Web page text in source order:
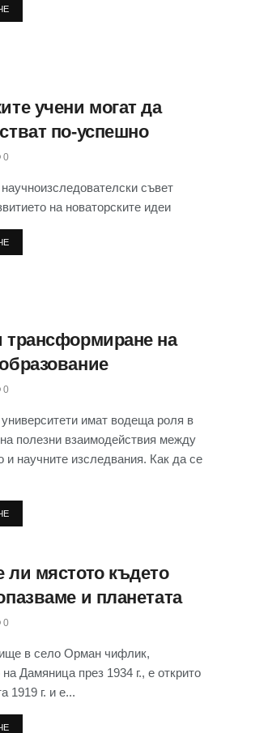
учени могат да
по-успешно
0
съвет
на новаторските идеи
трансформиране на
0
имат водеща роля в
полезни взаимодействия между
и научните изследвания. Как да се
ли мястото където
и планетата
0
в село Орман чифлик,
Дамяница през 1934 г., е открито
1919 г. и е...